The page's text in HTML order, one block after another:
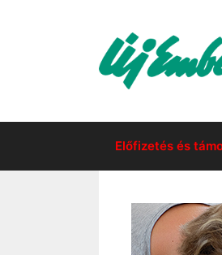
Előfizetés és